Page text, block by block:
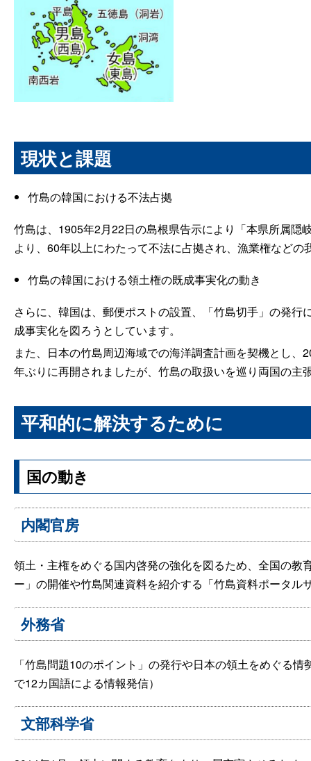
現状と課題
竹島の韓国における不法占拠
竹島は、1905年2月22日の島根県告示により「本県所属
より、60年以上にわたって不法に占拠され、漁業権など
竹島の韓国における領土権の既成事実化の動き
さらに、韓国は、郵便ポストの設置、「竹島切手」の発
成事実化を図ろうとしています。
また、日本の竹島周辺海域での海洋調査計画を契機とし
年ぶりに再開されましたが、竹島の取扱いを巡り両国の主
平和的に解決するために
国の動き
内閣官房
領土・主権をめぐる国内啓発の強化を図るため、全国の
ー」の開催や竹島関連資料を紹介する「竹島資料ポータル
外務省
「竹島問題10のポイント」の発行や日本の領土をめぐる
で12カ国語による情報発信）
文部科学省